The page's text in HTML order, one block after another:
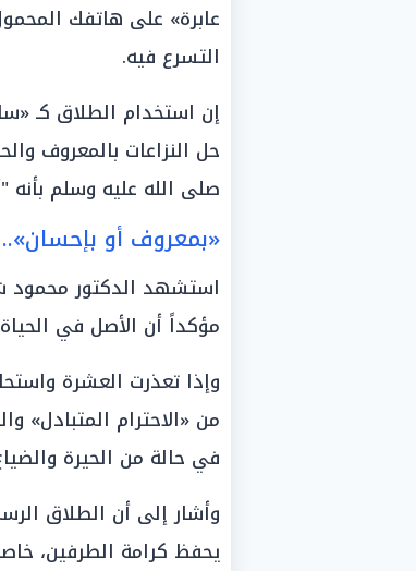
عابرة» على هاتفك
التسرع فيه.
إن استخدام الطلاق كـ
حل النزاعات بالمعروف
صلى الله عليه وسلم بأنه
«بمعروف أو بإحسان»..
استشهد الدكتور محمود
مؤكداً أن الأصل في
وإذا تعذرت العشرة
من «الاحترام المتبادل»
في حالة من الحيرة
وأشار إلى أن الطلاق
يحفظ كرامة الطرفين،